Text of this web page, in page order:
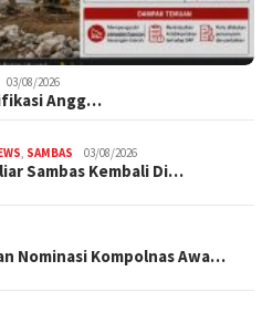
03/08/2026
Angg…
SAMBAS 03/08/2026
Sambas Kembali Di…
Nominasi Kompolnas Awa…